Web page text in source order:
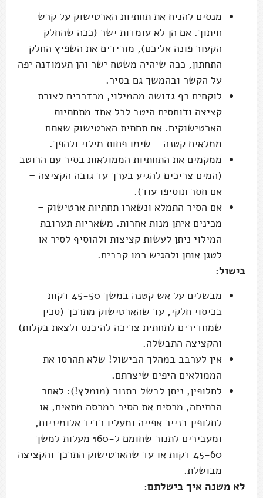
מנסים להניח את תחתיות הארטישוק על קרש
חיתוך. אם הן לא עומדות ישר (ככה שהחלק
הקעור פונה אליכם), מורידים את השפיץ החלק
התחתון, ככה שיהיה משטח ישר והן תעמודנה יפה
על הקשר ובהמשך גם בסיר.
לוקחים כף גדושה מהמילוי, מכדררים לצורת
קציצה ודוחסים היטב לכל אחד מתחתיות
הארטישוקים. אם תחתית הארטישוק שאתם
ממלאים קטנה – שימו פחות מילוי ולהפך.
ממקמים את התחתיות הממולאות בסיר עם הרוטב
(המים צריכים להגיע בערך עד גובה הקציצה –
אם חסר תוסיפו עוד).
אם הסיר התמלא ונשארו תחתיות ארטישוק –
מכינים איתן מנות אחרות. משאריות תערובת
המילוי ניתן לעשות קציצות ולהוסיף לסיר או
לטגן אותן ולהגיש כמו קבבים.
בישול:
מבשלים על אש קטנה במשך 45­-50 דקות
בכיסוי חלקי, עד שהארטישוק מתרכך (סכין
שמחדירים לתחתית צריכה להיכנס ולצאת בקלות)
והקציצה התבשלה.
אין לערבב במהלך הבישול! שלא תהרסו את
הממולאים היפים שיצרתם.
לחלופין, ניתן לבשל בתנור (מומלץ!): לאחר
הרתיחה, מכסים את הסיר במכסה מתאים, או
לחלופין בנייר אפייה ומעליו רדיד אלומיניום,
ומעבירים לתנור שחומם ל-160 מעלות למשך
45-60 דקות או עד שהארטישוק התרכך והקציצה
מבושלת.
לא משנה איך בישלתם: